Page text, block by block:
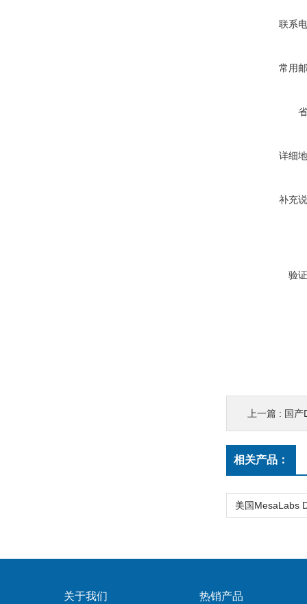
联系
常用
详细
补充
验
上一篇 : 国产
相关产品：
关于我们 热销产品